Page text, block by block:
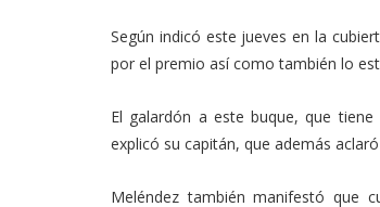
Según indicó este jueves en la
por el premio así como también lo
El galardón a este buque, que
explicó su capitán, que además
Meléndez también manifestó que